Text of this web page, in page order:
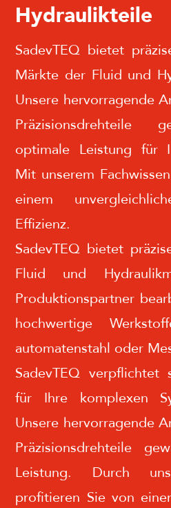
Hydraulikteile
SadevTEQ bietet
Märkte der Fluid und
Unsere hervorragende
Präzisionsdrehteile
optimale Leistung für
Mit unserem
einem
Effizienz.
SadevTEQ bietet
Fluid und
Produktionspartner
hochwertige
automatenstahl oder
SadevTEQ verpflichtet
für Ihre komplexen
Unsere hervorragende
Präzisionsdrehteile
Leistung. Durch
profitieren Sie von